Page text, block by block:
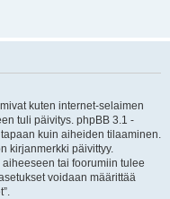
kuten internet-selaimen
tuli päivitys. phpBB 3.1 -
kuin aiheiden tilaaminen.
kirjanmerkki päivittyy.
tai foorumiin tulee
voidaan määrittää